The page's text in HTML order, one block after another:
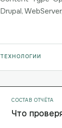
Drupal,
ТЕХНОЛОГИИ
СОСТАВ ОТЧЁТА
Что